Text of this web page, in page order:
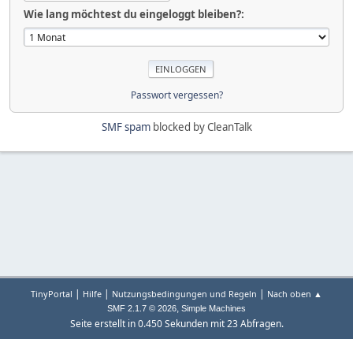
Wie lang möchtest du eingeloggt bleiben?:
Passwort vergessen?
SMF spamblocked by CleanTalk
TinyPortal | Hilfe | Nutzungsbedingungen und Regeln | Nach oben ▲
SMF 2.1.7 © 2026, Simple Machines
Seite erstellt in 0.450 Sekunden mit 23 Abfragen.